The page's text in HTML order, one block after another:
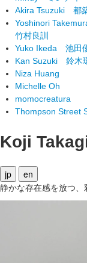
Akira Tsuzuki 都
Yoshinori
竹村良訓
Yuko Ikeda 池田
Kan Suzuki 鈴木
Niza Huang
Michelle Oh
momocreatura
Thompson Street
Koji
jp en
静かな存在感を放つ、